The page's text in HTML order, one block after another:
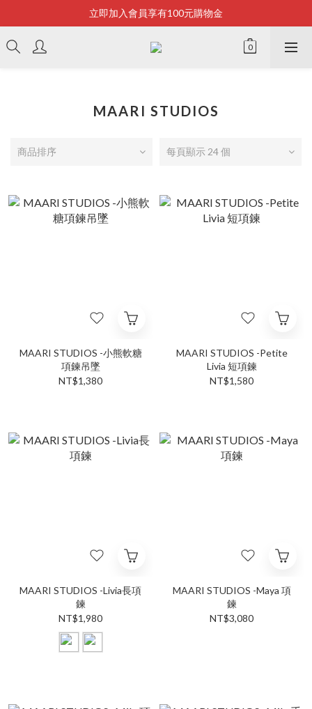
Bonjour~
立即加入會員享有100元購物金
全店滿2500即享免運
MAARI STUDIOS
商品排序 每頁顯示 24 個
MAARI STUDIOS -小熊軟糖
項鍊吊墜
NT$1,380
MAARI STUDIOS -Petite
Livia 短項鍊
NT$1,580
MAARI STUDIOS -Livia長項
鍊
NT$1,980
MAARI STUDIOS -Maya 項
鍊
NT$3,080